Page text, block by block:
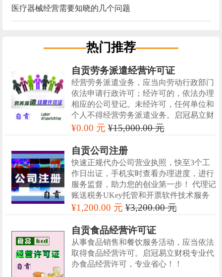
医疗器械经营需要知晓的几个问题
热门推荐
自贡劳务派遣经营许可证
经营劳务派遣业务，应当向劳动行政部门
依法申请行政许可；经许可的，依法办理
相应的公司登记。未经许可，任何单位和
个人不得经营劳务派遣业务。启冠易立财
税专业代办劳务派遣经营许可证，十几年
¥0.00 元¥15,000.00 元
自贡公司注册
快速正规代办公司营业执照，快至3个工
作日出证，手机实时查看办理进度，进行
服务监督，助力您的创业第一步！ 代理记
账送税务UKey托管和开票软件技术服务
¥1,200.00 元¥3,200.00 元
自贡食品经营许可证
从事食品销售和餐饮服务活动，应当依法
取得食品经营许可。启冠易立财税专业代
办食品经营许可，专业省心！！